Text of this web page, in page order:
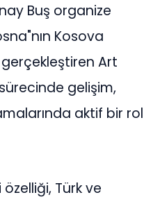
Buş organize
Kosova
Art
gelişim,
aktif bir rol
Türk ve